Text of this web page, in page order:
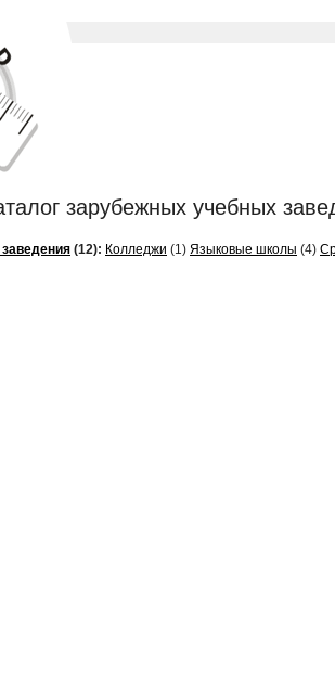
зарубежных учебных
заведения (12): Колледжи (1) Языковые школы (4)